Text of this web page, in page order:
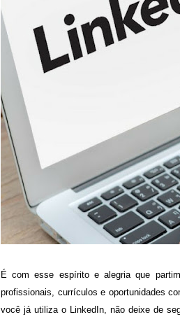
É com esse espírito e alegria que
profissionais, currículos e oportunidades
você já utiliza o LinkedIn, não deixe de